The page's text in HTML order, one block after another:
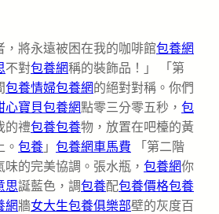
，將永遠被困在我的咖啡館包養網
不對包養網稱的裝飾品！」 「第
包養情婦包養網的絕對對稱。你們
心寶貝包養網點零三分零五秒， 包
的禮包養包養物，放置在吧檯的黃
包養 」 包養網車馬費 「第二階
的完美協調。張水瓶， 包養網你
思誕藍色，調包養配包養價格包養
網牆女大生包養俱樂部壁的灰度百